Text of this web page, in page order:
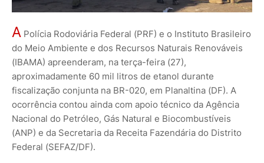
A Polícia Rodoviária Federal (PRF) e o Instituto Brasileiro
do Meio Ambiente e dos Recursos Naturais Renováveis
(IBAMA) apreenderam, na terça-feira (27),
aproximadamente 60 mil litros de etanol durante
fiscalização conjunta na BR-020, em Planaltina (DF). A
ocorrência contou ainda com apoio técnico da Agência
Nacional do Petróleo, Gás Natural e Biocombustíveis
(ANP) e da Secretaria da Receita Fazendária do Distrito
Federal (SEFAZ/DF).